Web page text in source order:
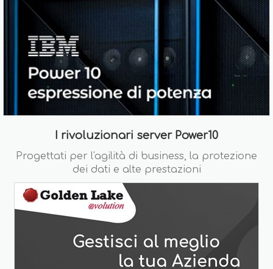
I rivoluzionari server Power10
Progettati per l'agilità di business, la protezione
dei dati e alte prestazioni